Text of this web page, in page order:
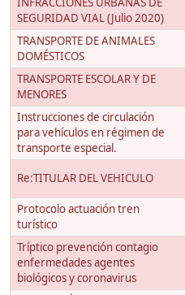
SEGURIDAD VIAL (Julio 2020)
TRANSPORTE DE ANIMALES
DOMÉSTICOS
TRANSPORTE ESCOLAR Y DE
MENORES
Instrucciones de circulación
para vehículos en régimen de
transporte especial.
Re:TITULAR DEL VEHICULO
Protocolo actuación tren
turístico
Tríptico prevención contagio
enfermedades agentes
biológicos y coronavirus